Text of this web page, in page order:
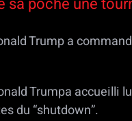
Trump a
Trumpa
du “shutdown”.